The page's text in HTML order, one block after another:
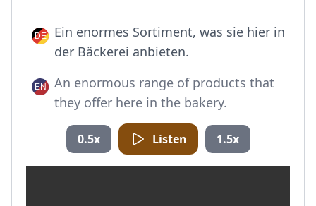
Ein enormes Sortiment, was sie hier in
der Bäckerei anbieten.
An enormous range of products that
they offer here in the bakery.
0.5x Listen 1.5x